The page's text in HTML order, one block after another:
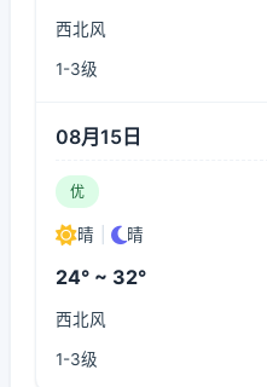
西北风
1-3级
08月15日
优
晴 晴
24° ~ 32°
西北风
1-3级